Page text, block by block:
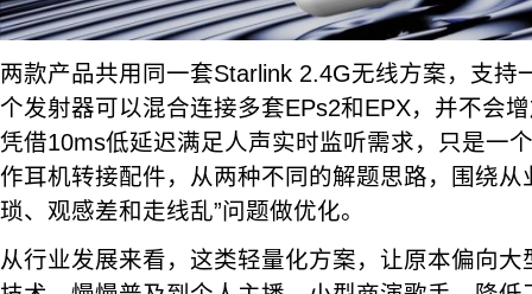
两款产品共用同一套Starlink 2.4G无线方案，支持
个发射器可以混合连接多套EPs2和EPX，并不会
凭借10ms低延迟满足人声实时监听需求，只是一
作耳机转接配件，从两种不同的解题思路，围绕从
琐、观感差和走线乱”问题做优化。
从行业发展来看，这类轻量化方案，让原本偏向